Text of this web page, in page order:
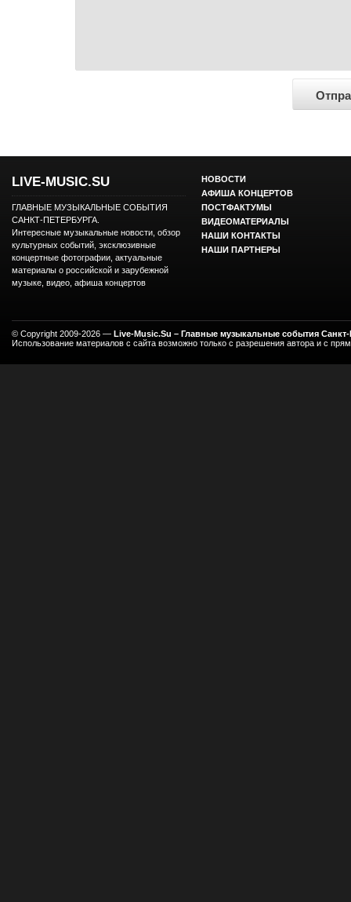
LIVE-MUSIC.SU
ГЛАВНЫЕ МУЗЫКАЛЬНЫЕ СОБЫТИЯ
САНКТ-ПЕТЕРБУРГА.
Интересные музыкальные новости, обзор
культурных событий, эксклюзивные
концертные фотографии, актуальные
материалы о российской и зарубежной
музыке, видео, афиша концертов
НОВОСТИ
АФИША КОНЦЕРТОВ
ПОСТФАКТУМЫ
ВИДЕОМАТЕРИАЛЫ
НАШИ КОНТАКТЫ
НАШИ ПАРТНЕРЫ
© Copyright 2009-2026 — Live-Music.Su – Главные музыкальные события Санкт-
Использование материалов с сайта возможно только с разрешения автора и с